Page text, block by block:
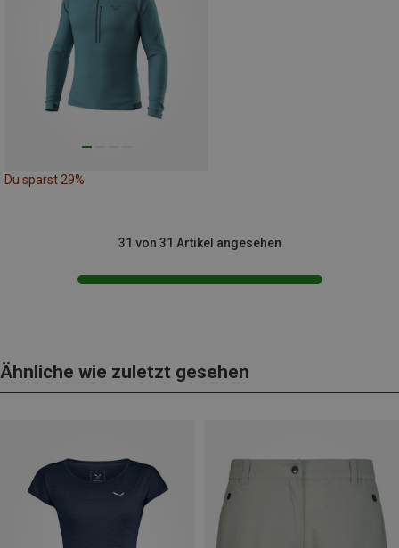
Du sparst 29%
31 von 31 Artikel angesehen
Ähnliche wie zuletzt gesehen